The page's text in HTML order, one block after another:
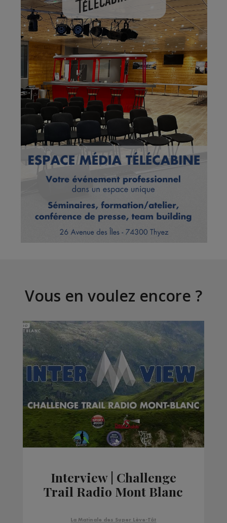
Vous en voulez encore ?
Interview | Challenge
Trail Radio Mont Blanc
La Matinale des Super Lève-Tôt